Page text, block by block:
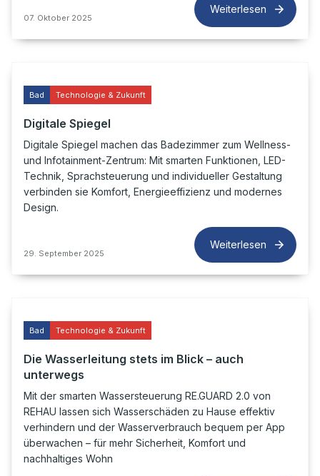
07. Oktober 2025
Weiterlesen
Bad Technologie & Zukunft
Digitale Spiegel
Digitale Spiegel machen das Badezimmer zum Wellness-
und Infotainment-Zentrum: Mit smarten Funktionen, LED-
Technik, Sprachsteuerung und individueller Gestaltung
verbinden sie Komfort, Energieeffizienz und modernes
Design.
29. September 2025
Weiterlesen
Bad Technologie & Zukunft
Die Wasserleitung stets im Blick – auch
unterwegs
Mit der smarten Wassersteuerung RE.GUARD 2.0 von
REHAU lassen sich Wasserschäden zu Hause effektiv
verhindern und der Wasserverbrauch bequem per App
überwachen – für mehr Sicherheit, Komfort und
nachhaltiges Wohn